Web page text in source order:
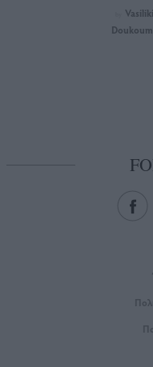
Vasiliki